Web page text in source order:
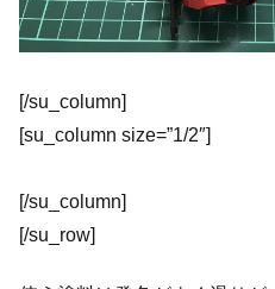
[/su_column]
[su_column size=”1/2″]
[/su_column]
[/su_row]